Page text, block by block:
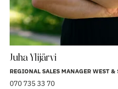
Juha Ylijärvi
REGIONAL SALES MANAGER WEST &
070 735 33 70